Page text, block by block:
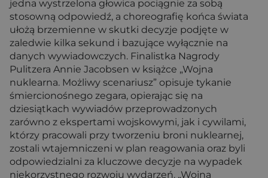
jedna wystrzelona głowica pociągnie za sobą
stosowną odpowiedź, a choreografię końca świata
ułożą brzemienne w skutki decyzje podjęte w
zaledwie kilka sekund i bazujące wyłącznie na
danych wywiadowczych. Finalistka Nagrody
Pulitzera Annie Jacobsen w książce „Wojna
nuklearna. Możliwy scenariusz” opisuje tykanie
śmiercionośnego zegara, opierając się na
dziesiątkach wywiadów przeprowadzonych
zarówno z ekspertami wojskowymi, jak i cywilami,
którzy pracowali przy tworzeniu broni nuklearnej,
zostali wtajemniczeni w plan reagowania oraz byli
odpowiedzialni za kluczowe decyzje na wypadek
niekorzystnego rozwoju wydarzeń. „Wojna